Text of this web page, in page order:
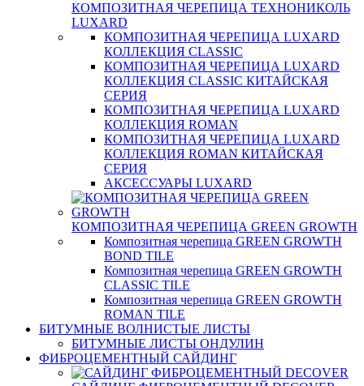
КОМПОЗИТНАЯ ЧЕРЕПИЦА ТЕХНОНИКОЛЬ
LUXARD
КОМПОЗИТНАЯ ЧЕРЕПИЦА LUXARD
КОЛЛЕКЦИЯ CLASSIC
КОМПОЗИТНАЯ ЧЕРЕПИЦА LUXARD
КОЛЛЕКЦИЯ CLASSIC КИТАЙСКАЯ
СЕРИЯ
КОМПОЗИТНАЯ ЧЕРЕПИЦА LUXARD
КОЛЛЕКЦИЯ ROMAN
КОМПОЗИТНАЯ ЧЕРЕПИЦА LUXARD
КОЛЛЕКЦИЯ ROMAN КИТАЙСКАЯ
СЕРИЯ
АКСЕССУАРЫ LUXARD
КОМПОЗИТНАЯ ЧЕРЕПИЦА GREEN GROWTH
Композитная черепица GREEN GROWTH
BOND TILE
Композитная черепица GREEN GROWTH
CLASSIC TILE
Композитная черепица GREEN GROWTH
ROMAN TILE
БИТУМНЫЕ ВОЛНИСТЫЕ ЛИСТЫ
БИТУМНЫЕ ЛИСТЫ ОНДУЛИН
ФИБРОЦЕМЕНТНЫЙ САЙДИНГ